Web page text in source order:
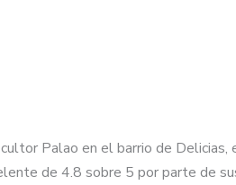
Palao en el barrio de
de 4.8 sobre 5 por parte de